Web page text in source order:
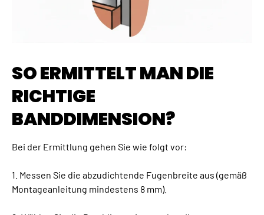
SO ERMITTELT MAN DIE
RICHTIGE
BANDDIMENSION?
Bei der Ermittlung gehen Sie wie folgt vor:
1. Messen Sie die abzudichtende Fugenbreite aus (gemäß
Montageanleitung mindestens 8 mm).